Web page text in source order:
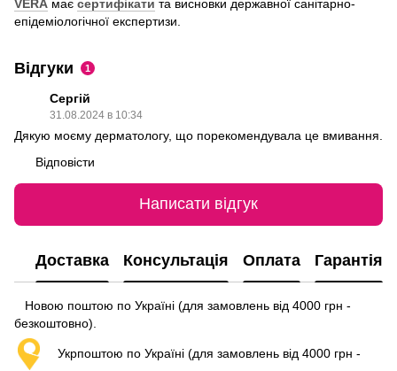
VERA має сертифікати та висновки державної санітарно-
епідеміологічної експертизи.
Відгуки 1
Сергій
31.08.2024 в 10:34
Дякую моєму дерматологу, що порекомендувала це вмивання.
Відповісти
Написати відгук
Доставка Консультація Оплата Гарантія
Новою поштою по Україні (для замовлень від 4000 грн -
безкоштовно).
Укрпоштою по Україні (для замовлень від 4000 грн -